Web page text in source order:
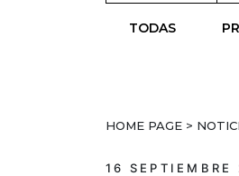
TODAS
HOME PAGE >
16 SEPTIEMBRE